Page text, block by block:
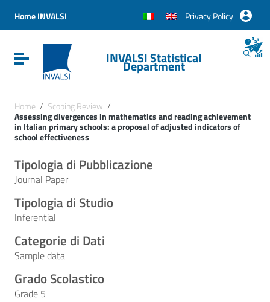
Vai al menu di navigazione
Vai al footer
Home INVALSI Privacy Policy
Attiva / disattiva la navigazioneINVALSI Statistical
Department
Home / Scoping Review /
Assessing divergences in mathematics and reading achievement
in Italian primary schools: a proposal of adjusted indicators of
school effectiveness
Tipologia di Pubblicazione
Journal Paper
Tipologia di Studio
Inferential
Categorie di Dati
Sample data
Grado Scolastico
Grade 5